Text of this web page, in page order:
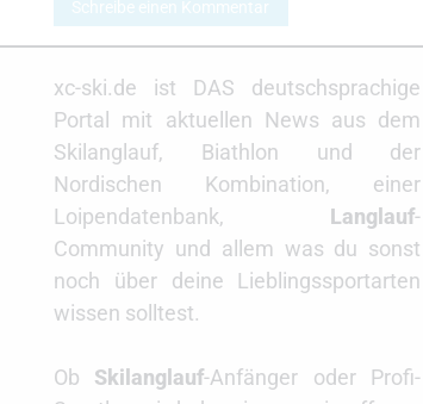
Schreibe einen Kommentar
xc-ski.de ist DAS deutschsprachige
Portal mit aktuellen News aus dem
Skilanglauf, Biathlon und der
Nordischen Kombination, einer
Loipendatenbank, Langlauf-
Community und allem was du sonst
noch über deine Lieblingssportarten
wissen solltest.
Ob Skilanglauf-Anfänger oder Profi-